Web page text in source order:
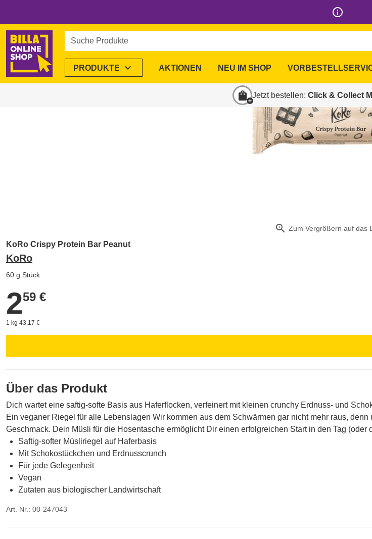
info_outline
Suche Produkte
PRODUKTE expand_more AKTIONEN NEU IM SHOP
shopping_bag Jetzt bestellen: Click & Collect
zoom_in Zum Vergrößern auf das
KoRo Crispy Protein Bar Peanut
KoRo
60 g Stück
2,59 €
259 €
1 kg 43,17 €
Über das Produkt
Dich wartet eine saftig-softe Basis aus Haferflocken, verfeinert mit kleinen crunchy Erdnuss- und
Ein veganer Riegel für alle Lebenslagen Wir kommen aus dem Schwärmen gar nicht mehr raus,
Geschmack. Dein Müsli für die Hosentasche ermöglicht Dir einen erfolgreichen Start in den Tag
Saftig-softer Müsliriegel auf Haferbasis
Mit Schokostückchen und Erdnusscrunch
Für jede Gelegenheit
Vegan
Zutaten aus biologischer Landwirtschaft
Art. Nr.: 00-247043